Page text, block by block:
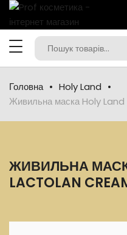
Головна
Holy Land
Живильна маска Holy
ЖИВИЛЬНА
LACTOLAN